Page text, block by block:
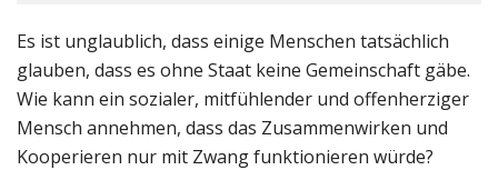
Es ist unglaublich, dass einige Menschen tatsächlich
glauben, dass es ohne Staat keine Gemeinschaft gäbe.
Wie kann ein sozialer, mitfühlender und offenherziger
Mensch annehmen, dass das Zusammenwirken und
Kooperieren nur mit Zwang funktionieren würde?